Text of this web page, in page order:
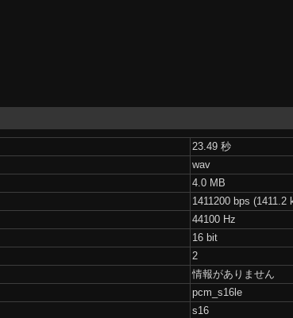
23.49 秒
wav
4.0 MB
1411200 bps (1411.2
44100 Hz
16 bit
2
情報がありません
pcm_s16le
s16